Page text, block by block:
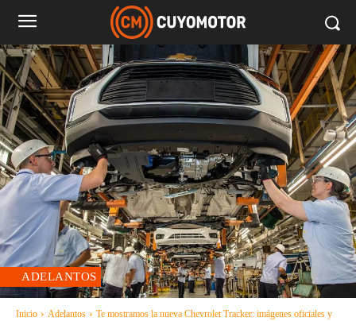
ADELANTOS
Inicio Adelantos
Te mostramos la nueva Chevrolet Tracker: imágenes oficiales y